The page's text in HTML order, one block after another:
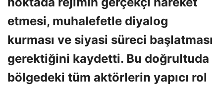
etmesi, muhalefetle diyalog
kurması ve siyasi süreci başlatması
gerektiğini kaydetti. Bu doğrultuda
bölgedeki tüm aktörlerin yapıcı rol